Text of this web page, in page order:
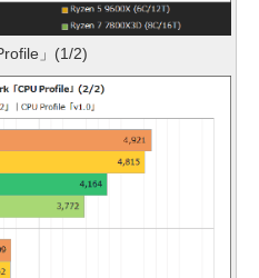
」(1/2)